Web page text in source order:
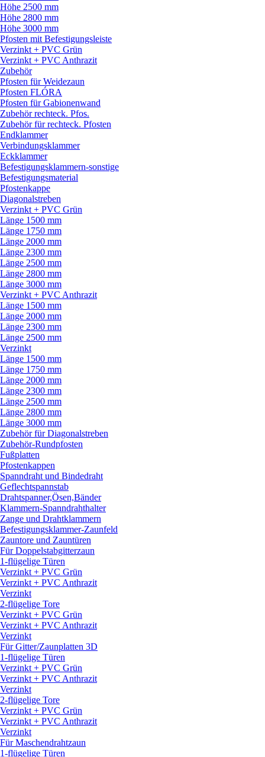
Höhe 2500 mm
Höhe 2800 mm
Höhe 3000 mm
Pfosten mit Befestigungsleiste
Verzinkt + PVC Grün
Verzinkt + PVC Anthrazit
Zubehör
Pfosten für Weidezaun
Pfosten FLÓRA
Pfosten für Gabionenwand
Zubehör rechteck. Pfos.
Zubehör für rechteck. Pfosten
Endklammer
Verbindungsklammer
Eckklammer
Befestigungsklammern-sonstige
Befestigungsmaterial
Pfostenkappe
Diagonalstreben
Verzinkt + PVC Grün
Länge 1500 mm
Länge 1750 mm
Länge 2000 mm
Länge 2300 mm
Länge 2500 mm
Länge 2800 mm
Länge 3000 mm
Verzinkt + PVC Anthrazit
Länge 1500 mm
Länge 2000 mm
Länge 2300 mm
Länge 2500 mm
Verzinkt
Länge 1500 mm
Länge 1750 mm
Länge 2000 mm
Länge 2300 mm
Länge 2500 mm
Länge 2800 mm
Länge 3000 mm
Zubehör für Diagonalstreben
Zubehör-Rundpfosten
Fußplatten
Pfostenkappen
Spanndraht und Bindedraht
Geflechtspannstab
Drahtspanner,Ösen,Bänder
Klammern-Spanndrahthalter
Zange und Drahtklammern
Befestigungsklammer-Zaunfeld
Zauntore und Zauntüren
Für Doppelstabgitterzaun
1-flügelige Türen
Verzinkt + PVC Grün
Verzinkt + PVC Anthrazit
Verzinkt
2-flügelige Tore
Verzinkt + PVC Grün
Verzinkt + PVC Anthrazit
Verzinkt
Für Gitter/Zaunplatten 3D
1-flügelige Türen
Verzinkt + PVC Grün
Verzinkt + PVC Anthrazit
Verzinkt
2-flügelige Tore
Verzinkt + PVC Grün
Verzinkt + PVC Anthrazit
Verzinkt
Für Maschendrahtzaun
1-flügelige Türen